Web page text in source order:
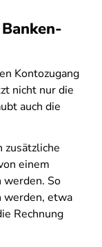
Kontozugang
nicht nur die
auch die
zusätzliche
einem
werden. So
werden, etwa
Rechnung